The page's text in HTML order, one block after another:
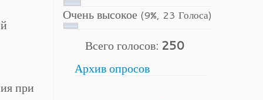
при
Очень высокое (9%, 23 Голоса)
Всего голосов: 250
Архив опросов